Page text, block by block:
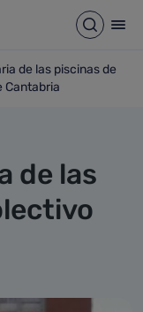
lasAbrir
de migas
de las piscinas
de las piscinas de
Cantabria
de las